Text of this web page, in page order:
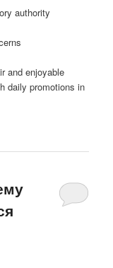
authority
and enjoyable
daily promotions in